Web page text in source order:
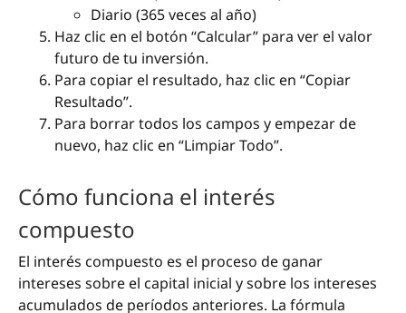
Diario (365 veces al año)
Haz clic en el botón “Calcular” para ver el valor
futuro de tu inversión.
Para copiar el resultado, haz clic en “Copiar
Resultado”.
Para borrar todos los campos y empezar de
nuevo, haz clic en “Limpiar Todo”.
Cómo funciona el interés
compuesto
El interés compuesto es el proceso de ganar
intereses sobre el capital inicial y sobre los intereses
acumulados de períodos anteriores. La fórmula